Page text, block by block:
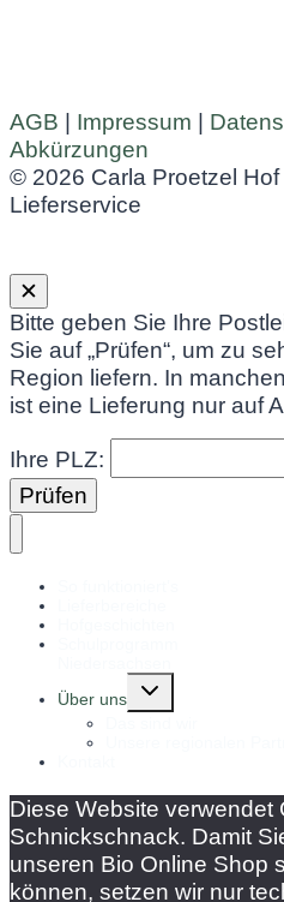
AGB | Impressum |
Abkürzungen
© 2026 Carla Proetzel
Lieferservice
✕
Bitte geben Sie Ihre
Sie auf „Prüfen“, um zu
Region liefern. In
ist eine Lieferung nur auf
Ihre PLZ:
Prüfen
Über uns
Untermenü
Diese Website verwendet
Schnickschnack. Damit
unseren Bio Online Shop
können, setzen wir nur